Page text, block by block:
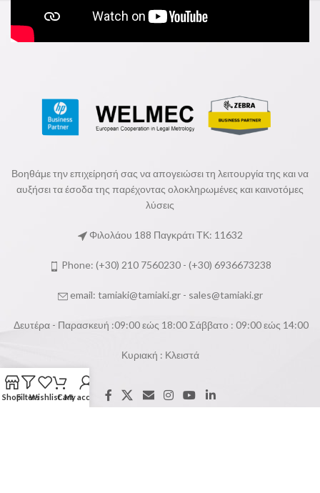
Βοηθάμε την επιχείρησή σας να απογειώσει τη λειτουργία της και να
αυξήσει τα έσοδα της παρέχοντας ολοκληρωμένες και καινοτόμες
λύσεις
Φιλολάου 188 Παγκράτι ΤΚ: 11632
Phone: (+30) 210 7560230 - (+30) 6936673238
email: tamiaki@tamiaki.gr- sales@tamiaki.gr
Δευτέρα - Παρασκευή :09:00 εώς 18:00 Σάββατο : 09:00 εώς 14:00
Κυριακή : Κλειστά
ShopFiltersWishlistCartMy account